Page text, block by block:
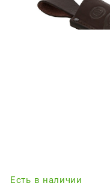
Есть в наличии